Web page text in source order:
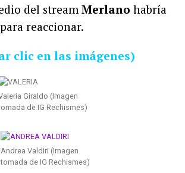
del streamMerlano habría
reaccionar.
clic en las imágenes)
Giraldo (Imagen
de IG Rechismes)
Andrea Valdiri (Imagen
tomada de IG Rechismes)